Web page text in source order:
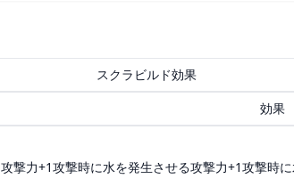
スクラビルド効果
効果
攻撃力+1攻撃時に水を発生させる攻撃力+1攻撃時